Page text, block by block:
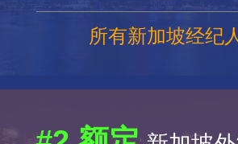
所有新加坡经纪